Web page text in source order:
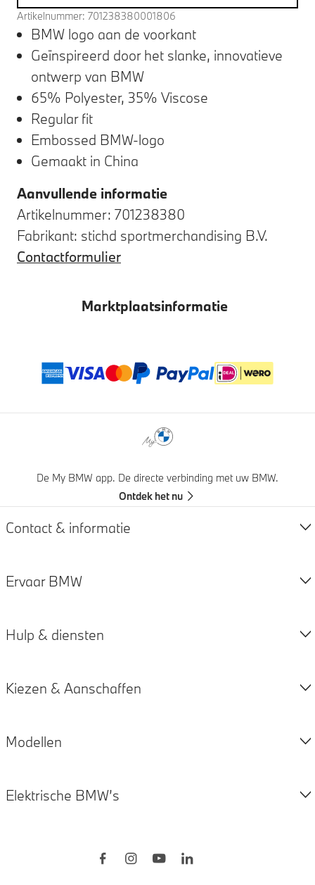
Artikelnummer: 701238380001806
BMW logo aan de voorkant
Geïnspireerd door het slanke, innovatieve
ontwerp van BMW
65% Polyester, 35% Viscose
Regular fit
Embossed BMW-logo
Gemaakt in China
Aanvullende informatie
Artikelnummer: 701238380
Fabrikant: stichd sportmerchandising B.V.
Contactformulier
Marktplaatsinformatie
Betaalmethoden